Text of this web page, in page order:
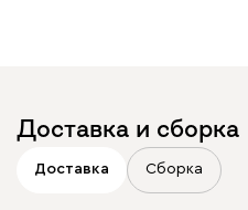
Доставка и сборка
Доставка Сборка